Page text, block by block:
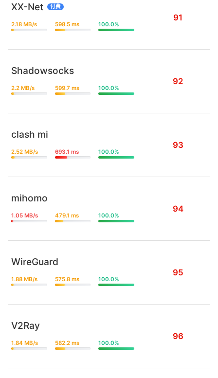
XX-Net 付费
2.18 MB/s 598.5 ms 100.0%
91
Shadowsocks
2.2 MB/s 599.7 ms 100.0%
92
clash mi
2.52 MB/s 693.1 ms 100.0%
93
mihomo
1.05 MB/s 479.1 ms 100.0%
94
WireGuard
1.88 MB/s 575.8 ms 100.0%
95
V2Ray
1.84 MB/s 582.2 ms 100.0%
96